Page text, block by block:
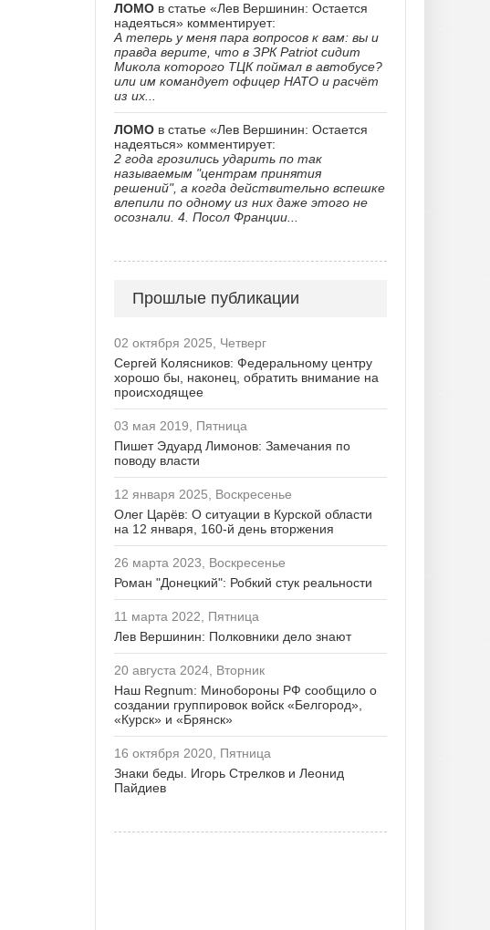
ЛОМО в статье «Лев Вершинин: Остается
надеяться» комментирует:
А теперь у меня пара вопросов к вам: вы и
правда верите, что в ЗРК Patriot сидит
Микола которого ТЦК поймал в автобусе?
или им командует офицер НАТО и расчёт
из их...
ЛОМО в статье «Лев Вершинин: Остается
надеяться» комментирует:
2 года грозились ударить по так
называемым "центрам принятия
решений", а когда действительно вспешке
влепили по одному из них даже этого не
осознали. 4. Посол Франции...
Прошлые публикации
02 октября 2025, Четверг
Сергей Колясников: Федеральному центру
хорошо бы, наконец, обратить внимание на
происходящее
03 мая 2019, Пятница
Пишет Эдуард Лимонов: Замечания по
поводу власти
12 января 2025, Воскресенье
Олег Царёв: О ситуации в Курской области
на 12 января, 160-й день вторжения
26 марта 2023, Воскресенье
Роман "Донецкий": Робкий стук реальности
11 марта 2022, Пятница
Лев Вершинин: Полковники дело знают
20 августа 2024, Вторник
Наш Regnum: Минобороны РФ сообщило о
создании группировок войск «Белгород»,
«Курск» и «Брянск»
16 октября 2020, Пятница
Знаки беды. Игорь Стрелков и Леонид
Пайдиев